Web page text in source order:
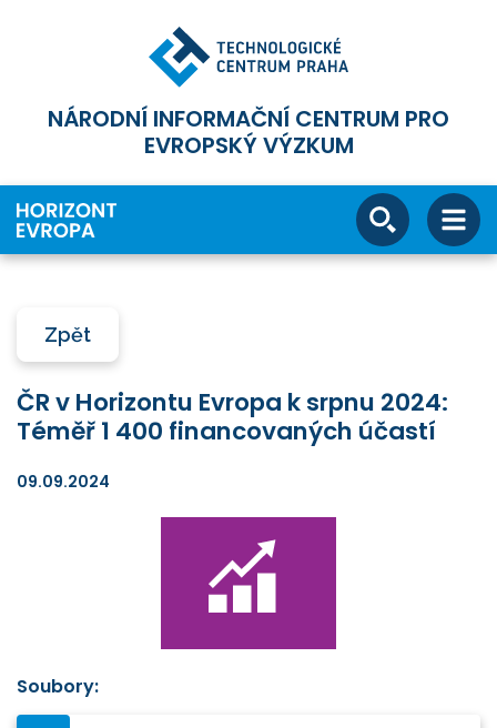
NÁRODNÍ INFORMAČNÍ CENTRUM PRO
EVROPSKÝ VÝZKUM
Zpět
ČR v Horizontu Evropa k srpnu 2024:
Téměř 1 400 financovaných účastí
09.09.2024
Soubory: